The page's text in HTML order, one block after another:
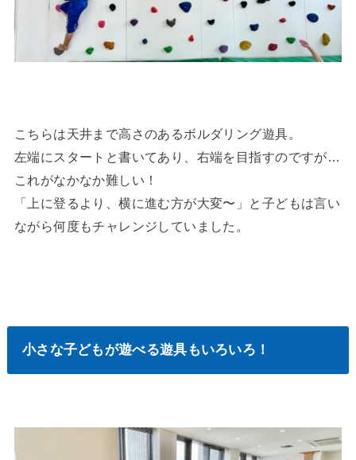
こちらは天井まで高さのあるボルダリング遊具。
左端にスタートと書いてあり、右端を目指すのですが…
これがなかなか難しい！
「上に登るより、横に進む方が大変〜」と子どもは言い
ながら何度もチャレンジしていました。
小さな子どもが遊べる遊具もいろいろ！